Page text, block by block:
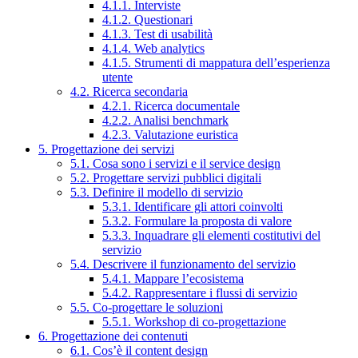
4.1.1. Interviste
4.1.2. Questionari
4.1.3. Test di usabilità
4.1.4. Web analytics
4.1.5. Strumenti di mappatura dell’esperienza
utente
4.2. Ricerca secondaria
4.2.1. Ricerca documentale
4.2.2. Analisi benchmark
4.2.3. Valutazione euristica
5. Progettazione dei servizi
5.1. Cosa sono i servizi e il service design
5.2. Progettare servizi pubblici digitali
5.3. Definire il modello di servizio
5.3.1. Identificare gli attori coinvolti
5.3.2. Formulare la proposta di valore
5.3.3. Inquadrare gli elementi costitutivi del
servizio
5.4. Descrivere il funzionamento del servizio
5.4.1. Mappare l’ecosistema
5.4.2. Rappresentare i flussi di servizio
5.5. Co-progettare le soluzioni
5.5.1. Workshop di co-progettazione
6. Progettazione dei contenuti
6.1. Cos’è il content design